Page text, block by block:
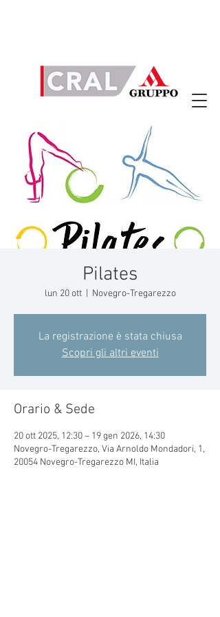
Pilates
lun 20 ott
  |
Novegro-Tregarezzo
La registrazione è stata chiusa
Scopri gli altri eventi
Orario & Sede
20 ott 2025, 12:30 – 19 gen 2026, 14:30
Novegro-Tregarezzo, Via Arnoldo Mondadori, 1,
20054 Novegro-Tregarezzo MI, Italia